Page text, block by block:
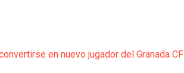
en nuevo jugador del Granada CF